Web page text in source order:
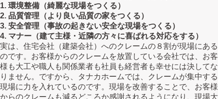
1. 環境整備（綺麗な現場をつくる）
2. 品質管理（より良い品質の家をつくる）
3. 安全管理（事故の起きない安全な現場をつくる）
4. マナー（建て主様・近隣の方々に喜ばれる対応をする）
実は、住宅会社（建築会社）へのクレームの８割が現場にある
のです。お客様からのクレームを放置している会社では、お客
様も大工や職人も関係業者も社員も経営者も幸せには決してな
りません。ですから、タナカホームでは、クレームが集中する
現場に力を入れているのです。現場を改善することで、お客様
からのクレームも減るどころか感謝されるようになり、現場大